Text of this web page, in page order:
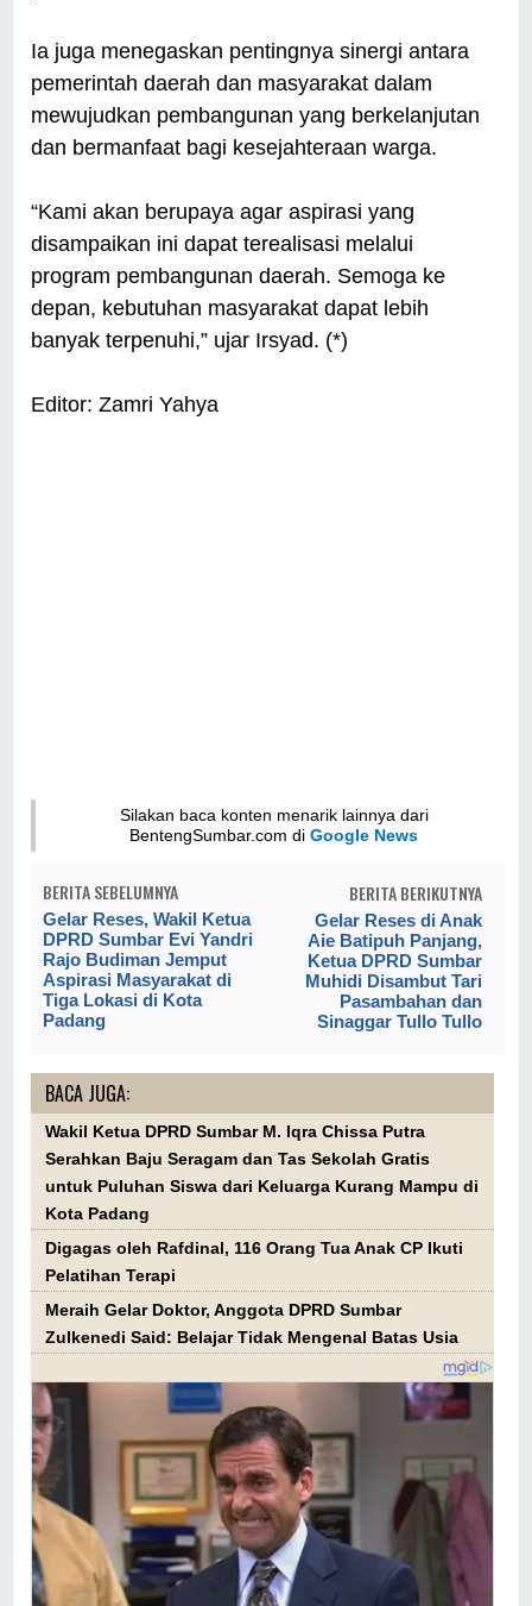
Ia juga menegaskan pentingnya sinergi antara
pemerintah daerah dan masyarakat dalam
mewujudkan pembangunan yang berkelanjutan
dan bermanfaat bagi kesejahteraan warga.
“Kami akan berupaya agar aspirasi yang
disampaikan ini dapat terealisasi melalui
program pembangunan daerah. Semoga ke
depan, kebutuhan masyarakat dapat lebih
banyak terpenuhi,” ujar Irsyad. (*)
Editor: Zamri Yahya
Silakan baca konten menarik lainnya dari
BentengSumbar.com diGoogle News
BERITA SEBELUMNYA
Gelar Reses, Wakil Ketua
DPRD Sumbar Evi Yandri
Rajo Budiman Jemput
Aspirasi Masyarakat di
Tiga Lokasi di Kota
Padang
BERITA BERIKUTNYA
Gelar Reses di Anak
Aie Batipuh Panjang,
Ketua DPRD Sumbar
Muhidi Disambut Tari
Pasambahan dan
Sinaggar Tullo Tullo
BACA JUGA:
Wakil Ketua DPRD Sumbar M. Iqra Chissa Putra
Serahkan Baju Seragam dan Tas Sekolah Gratis
untuk Puluhan Siswa dari Keluarga Kurang Mampu di
Kota Padang
Digagas oleh Rafdinal, 116 Orang Tua Anak CP Ikuti
Pelatihan Terapi
Meraih Gelar Doktor, Anggota DPRD Sumbar
Zulkenedi Said: Belajar Tidak Mengenal Batas Usia